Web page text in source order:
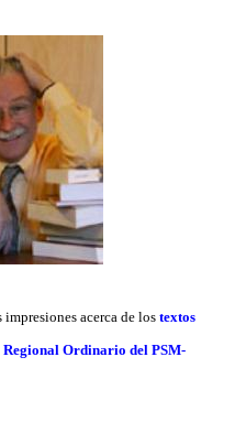
acerca de los textos
Regional Ordinario del PSM-